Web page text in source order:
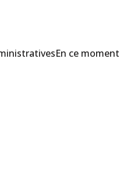
En ce moment